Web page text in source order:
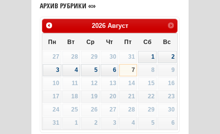
АРХИВ РУБРИКИ «»
2026 Август
Пн Вт Ср Чт Пт Сб Вс
27 28 29 30 31 1
2
3
4 5 6 7 8
9
10
11 12 13 14 15
16
17
18 19 20 21 22
23
24
25 26 27 28 29
30
31
1 2 3 4 5 6